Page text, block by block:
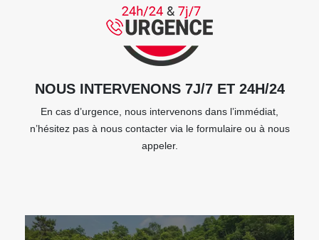
NOUS INTERVENONS 7J/7 ET 24H/24
En cas d’urgence, nous intervenons dans l’immédiat,
n’hésitez pas à nous contacter via le formulaire ou à nous
appeler.